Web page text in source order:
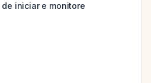
iniciar e monitore